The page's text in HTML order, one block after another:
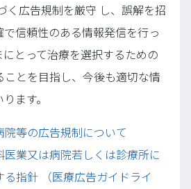
く広告規制を厳守 し、誤解を招
で信頼性のある情報発信を行っ
とって治療を選択するための
とを目指し、今後も適切な情
ます。
院等の広告規制について
医業又は病院若しくは診療所に
指針 （医療広告ガイドライ